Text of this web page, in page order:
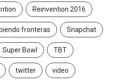
Reinvention 2016
fronteras Snapchat
Super Bowl TBT
twitter video